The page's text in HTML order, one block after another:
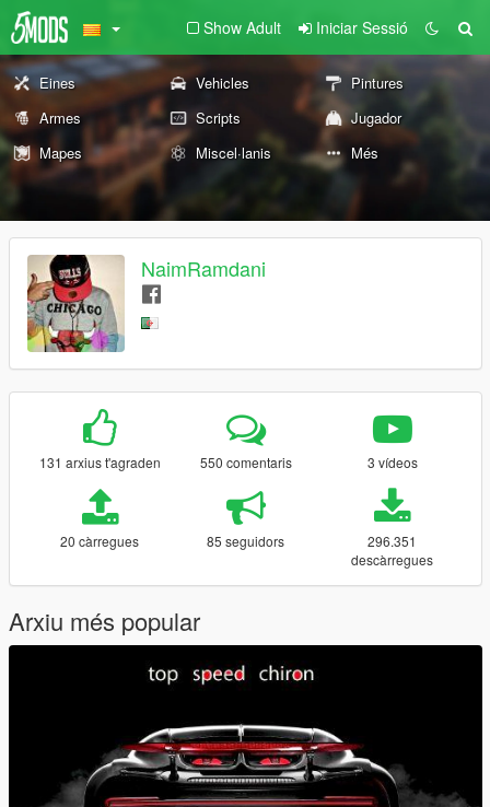
Show Adult Iniciar Sessió
Eines Vehicles
Pintures
Armes
Scripts
Jugador
Mapes
Miscel·lanis Més
NaimRamdani
131 arxius t'agraden 550 comentaris 3 vídeos
20 càrregues 85 seguidors
296.351
descàrregues
Arxiu més popular